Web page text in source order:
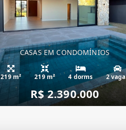
CASAS EM CONDOMÍNIOS
219 m² 219 m² 4 dorms 2
R$ 2.390.000